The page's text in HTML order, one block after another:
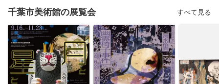
千葉市美術館の展覧会 すべて見る